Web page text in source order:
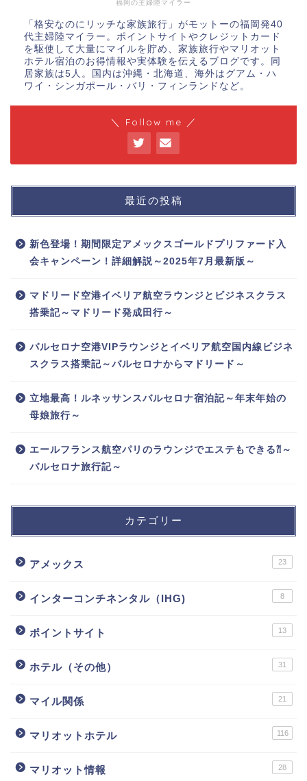
福岡の主婦陸マイラー
「格安なのにリッチな家族旅行」がモットーの福岡発40
代主婦陸マイラー。ポイントサイトやクレジットカード
を駆使して大量にマイルを貯め、家族旅行やマリオット
ホテル宿泊のお得情報や実体験を伝えるブログです。同
居家族は5人。国内は沖縄・北海道、海外はグアム・ハ
ワイ・シンガポール・バリ・フィンランドなど。
＼ Follow me ／
最近の投稿
新色登場！期間限定アメックスゴールドプリファード入
会キャンペーン！詳細解説～2025年7月最新版～
マドリード空港イベリア航空ラウンジとビジネスクラス
搭乗記～マドリード発成田行～
バルセロナ空港VIPラウンジとイベリア航空国内線ビジネ
スクラス搭乗記～バルセロナからマドリード～
立地最高！ルネッサンスバルセロナ宿泊記～年末年始の
母娘旅行～
エールフランス航空パリのラウンジでエステもできる⁈～
バルセロナ旅行記～
カテゴリー
アメックス 23
インターコンチネンタル（IHG) 8
ポイントサイト 13
ホテル（その他） 31
マイル関係 21
マリオットホテル 116
マリオット情報 28